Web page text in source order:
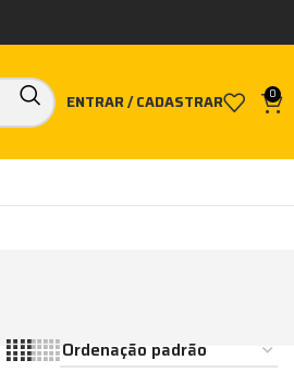
ENTRAR / CADASTRAR 0